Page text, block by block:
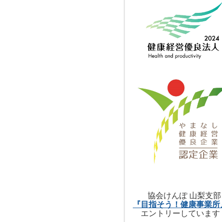
協会けんぽ 山梨支部
『目指そう！健康事業所
エントリーしています